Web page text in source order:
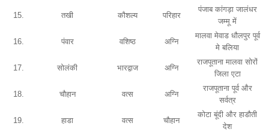
15. तखी कौशल्य परिहार
पंजाब कांगड़ा जालंधर
जम्मू में
16. पंवार वशिष्ठ अग्नि
मालवा मेवाड धौलपुर पूर्व
मे बलिया
17. सोलंकी भारद्वाज अग्नि
राजपूताना मालवा सोरों
जिला एटा
18. चौहान वत्स अग्नि
राजपूताना पूर्व और
सर्वत्र
19. हाडा वत्स चौहान
कोटा बूंदी और हाडौती
देश